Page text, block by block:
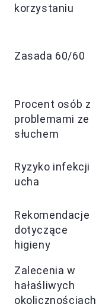
korzystaniu
Zasada 60/60
Procent osób z
problemami ze
słuchem
Ryzyko infekcji
ucha
Rekomendacje
dotyczące
higieny
Zalecenia w
hałaśliwych
okolicznościach